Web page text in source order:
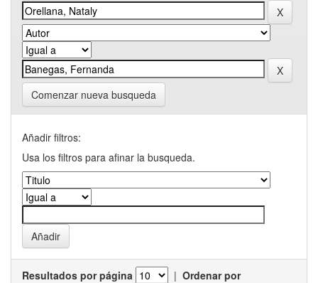
Comenzar nueva busqueda
Añadir filtros:
Usa los filtros para afinar la busqueda.
Resultados por página | Ordenar por